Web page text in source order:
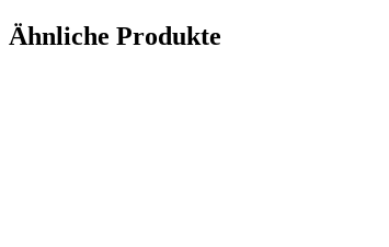
Ähnliche Produkte